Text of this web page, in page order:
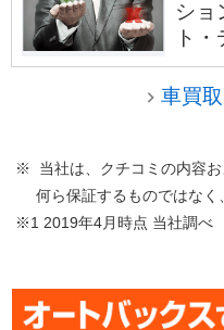
ショ
ト
車買
※ 当社は、クチコミの内容お
何ら保証するものではなく
※1 2019年4月時点 当社調べ